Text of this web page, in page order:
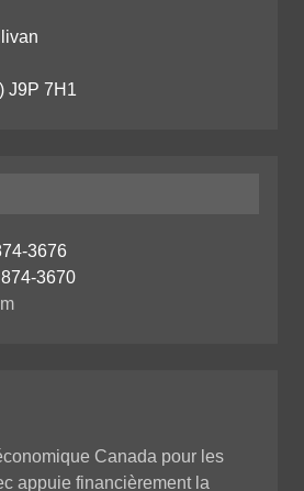
J9P 7H1
3676
3670
Canada pour les
appuie financièrement la